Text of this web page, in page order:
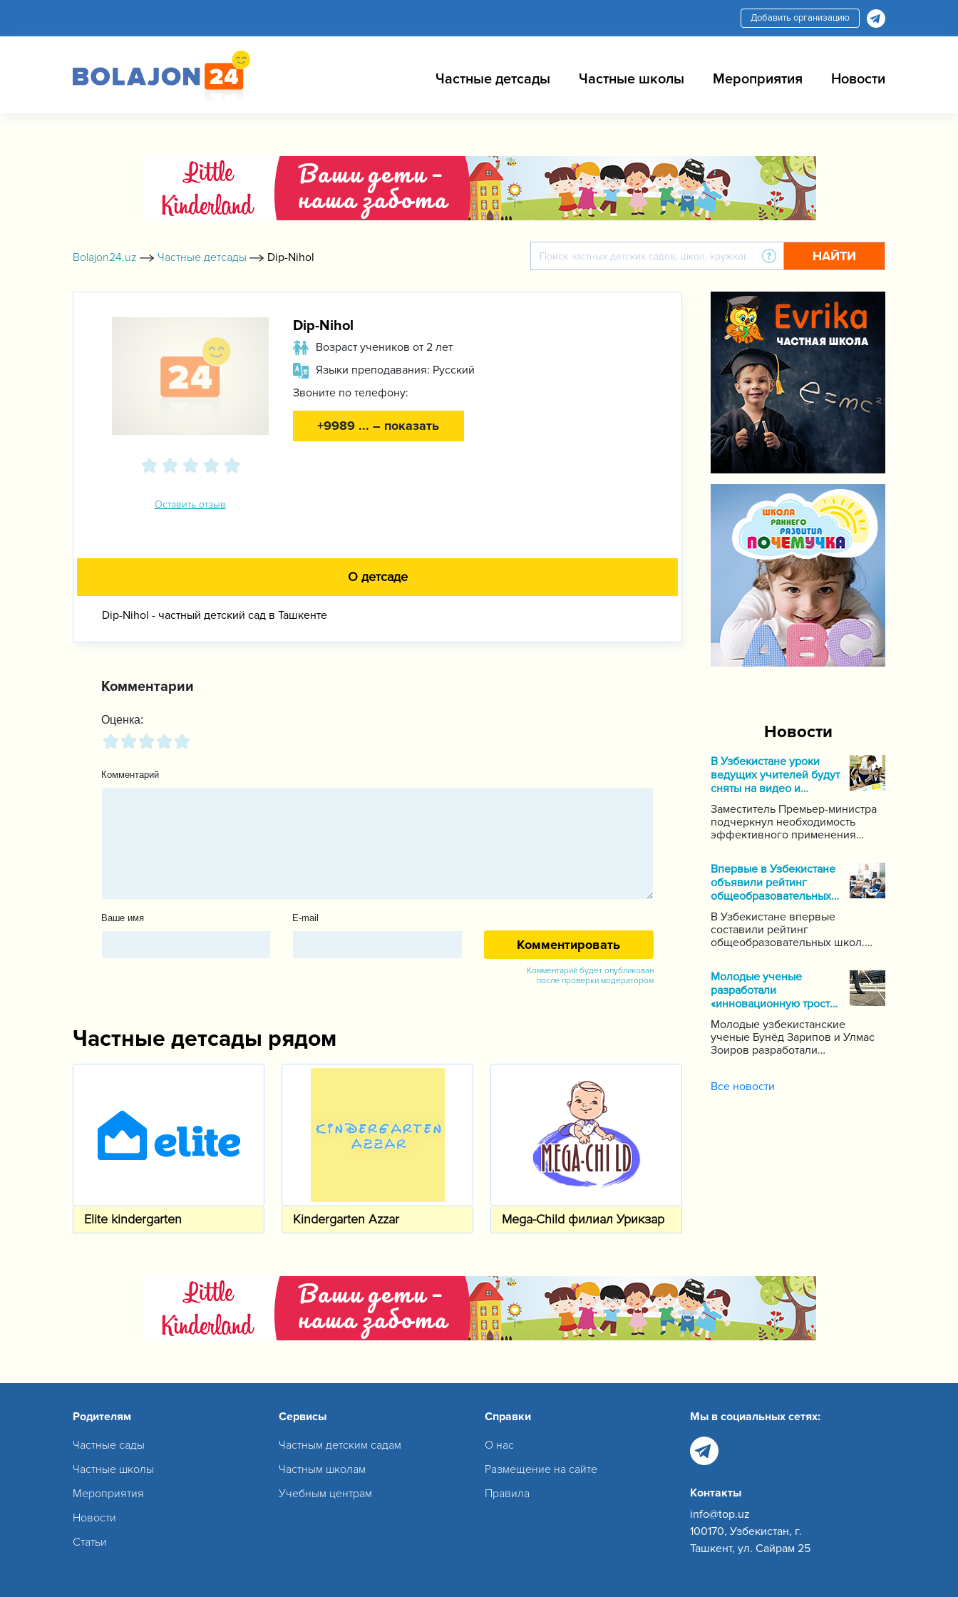
Добавить организацию
Частные детсады Частные школы Мероприятия Новости
Bolajon24.uz Частные детсады Dip-Nihol НАЙТИ
Оставить отзыв
Dip-Nihol
Возраст учеников от 2 лет
Языки преподавания: Русский
Звоните по телефону:
+9989 ... – показать
О детсаде
Dip-Nihol - частный детский сад в Ташкенте
Комментарии
Оценка:
Комментарий
Ваше имя E-mail
Комментарий будет опубликован
после проверки модератором
Частные детсады рядом
Elite kindergarten Kindergarten Azzar Mega-Child филиал Урикзар
Новости
В Узбекистане уроки
ведущих учителей будут
сняты на видео и
выложены в Интернет
Заместитель Премьер-министра
подчеркнул необходимость
эффективного применения
и коммуникационных технологий
в данной области. Он поручил
создать систему для
размещения в интернете видео-
уроков самых ведущих учителей
по каждому предмету.
Впервые в Узбекистане
объявили рейтинг
общеобразовательных
школ
В Узбекистане впервые
составили рейтинг
общеобразовательных школ.
почти 1000 школ по стране,
сообщает пресс-служба
Государственной инспекции по
надзору за качеством
образования при Кабинете
Министров Республики
Узбекистан.
Молодые ученые
разработали
«инновационную трость»
для слепых
Молодые узбекистанские
ученые Бунёд Зарипов и Улмас
Зоиров разработали
слуха.
Все новости
Родителям
Частные сады
Частные школы
Мероприятия
Новости
Статьи
Сервисы
Частным детским садам
Частным школам
Учебным центрам
Справки
О нас
Размещение на сайте
Правила
Мы в социальных сетях:
Контакты
info@top.uz
100170, Узбекистан, г.
Ташкент, ул. Сайрам 25